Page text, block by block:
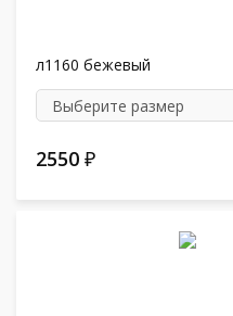
л1160 бежевый
2550 ₽